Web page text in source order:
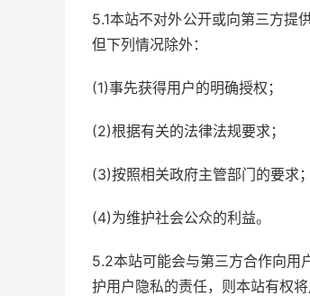
5.1本站不对外公开或向第三方提
但下列情况除外：
(1)事先获得用户的明确授权；
(2)根据有关的法律法规要求；
(3)按照相关政府主管部门的要求；
(4)为维护社会公众的利益。
5.2本站可能会与第三方合作向用
护用户隐私的责任，则本站有权